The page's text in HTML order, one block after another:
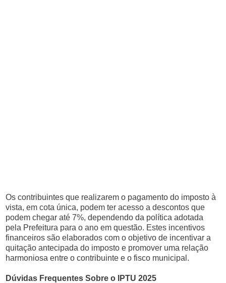
Os contribuintes que realizarem o pagamento do imposto à
vista, em cota única, podem ter acesso a descontos que
podem chegar até 7%, dependendo da política adotada
pela Prefeitura para o ano em questão. Estes incentivos
financeiros são elaborados com o objetivo de incentivar a
quitação antecipada do imposto e promover uma relação
harmoniosa entre o contribuinte e o fisco municipal.
Dúvidas Frequentes Sobre o IPTU 2025